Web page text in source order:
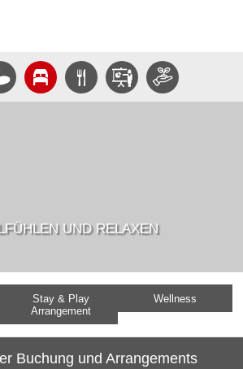
UND RELAXEN
Stay & Play
Arrangement
Wellness
Buchung und Arrangements